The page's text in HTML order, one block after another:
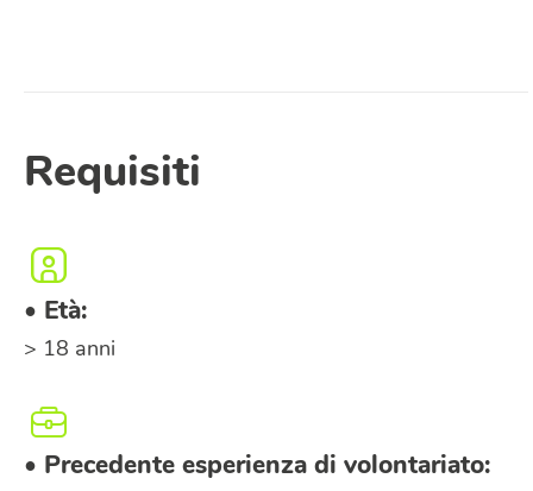
Requisiti
• Età:
> 18 anni
• Precedente esperienza di volontariato: